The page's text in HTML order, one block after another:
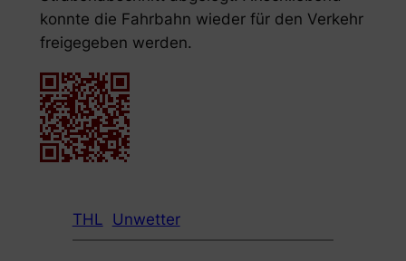
konnte die Fahrbahn wieder für den Verkehr
freigegeben werden.
THL Unwetter